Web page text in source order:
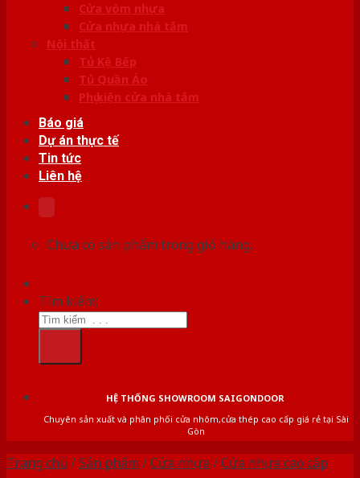
Cửa vòm nhựa
Cửa nhựa nhà tắm
Nội thất
Tủ Kệ Bếp
Tủ Quần Áo
Phụ kiện cửa nhà tắm
Báo giá
Dự án thực tế
Tin tức
Liên hệ
Chưa có sản phẩm trong giỏ hàng.
Tìm kiếm:
HỆ THỐNG SHOWROOM SAIGONDOOR
Chuyên sản xuất và phân phối cửa nhôm,cửa thép cao cấp giá rẻ tại Sài
Gòn
Trang chủ /Sản phẩm /Cửa nhựa /Cửa nhựa cao cấp